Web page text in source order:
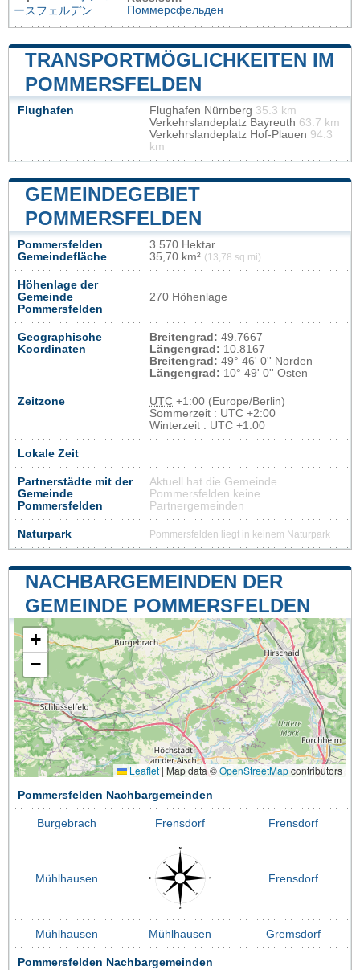
ースフェルデン
Поммерсфельден
TRANSPORTMÖGLICHKEITEN IM
POMMERSFELDEN
Flughafen Flughafen Nürnberg 35.3 km
Verkehrslandeplatz Bayreuth 63.7 km
Verkehrslandeplatz Hof-Plauen 94.3
km
GEMEINDEGEBIET
POMMERSFELDEN
Pommersfelden
Gemeindefläche
3 570 Hektar
35,70 km² (13,78 sq mi)
Höhenlage der
Gemeinde
Pommersfelden
270 Höhenlage
Geographische
Koordinaten
Breitengrad: 49.7667
Längengrad: 10.8167
Breitengrad: 49° 46' 0'' Norden
Längengrad: 10° 49' 0'' Osten
Zeitzone UTC +1:00 (Europe/Berlin)
Sommerzeit : UTC +2:00
Winterzeit : UTC +1:00
Lokale Zeit
Partnerstädte mit der
Gemeinde
Pommersfelden
Aktuell hat die Gemeinde
Pommersfelden keine
Partnergemeinden
Naturpark Pommersfelden liegt in keinem Naturpark
NACHBARGEMEINDEN DER
GEMEINDE POMMERSFELDEN
+
−
Leaflet | Map data ©OpenStreetMapcontributors
Pommersfelden Nachbargemeinden
Burgebrach Frensdorf Frensdorf
Mühlhausen Frensdorf
Mühlhausen Mühlhausen Gremsdorf
Pommersfelden Nachbargemeinden